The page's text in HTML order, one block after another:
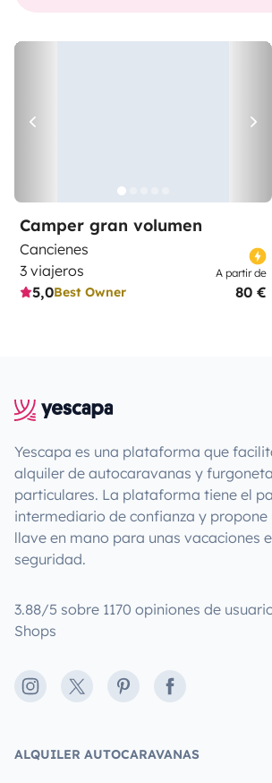
Camper gran volumen
Cancienes
3 viajeros
5,0Best Owner
A partir de
80 €
Yescapa es una plataforma que
alquiler de autocaravanas y
particulares. La plataforma tiene el
intermediario de confianza y propone
llave en mano para unas vacaciones
seguridad.
3.88/5 sobre 1170 opiniones de
Shops
Instagram
X PinterestFacebook
ALQUILER AUTOCARAVANAS